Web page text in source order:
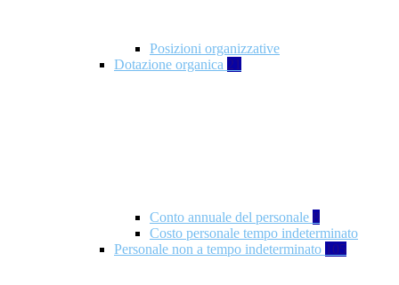
Posizioni organizzative
Dotazione organica 21
Conto annuale del personale 8
Costo personale tempo indeterminato
Personale non a tempo indeterminato 105